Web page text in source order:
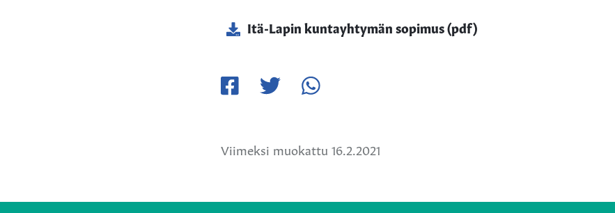
Itä-Lapin kuntayhtymän sopimus (pdf)
Viimeksi muokattu 16.2.2021